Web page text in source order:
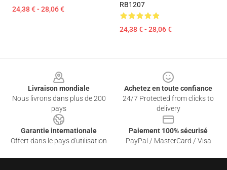
24,38 € - 28,06 €
RB1207
24,38 € - 28,06 €
Livraison mondiale
Nous livrons dans plus de 200
pays
Achetez en toute confiance
24/7 Protected from clicks to
delivery
Garantie internationale
Offert dans le pays d'utilisation
Paiement 100% sécurisé
PayPal / MasterCard / Visa